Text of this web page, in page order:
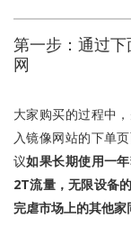
第一步：通过
网
大家购买的过程中
入镜像网站的下单
议如果长期使用一
2T流量，无限设备
完虐市场上的其他家